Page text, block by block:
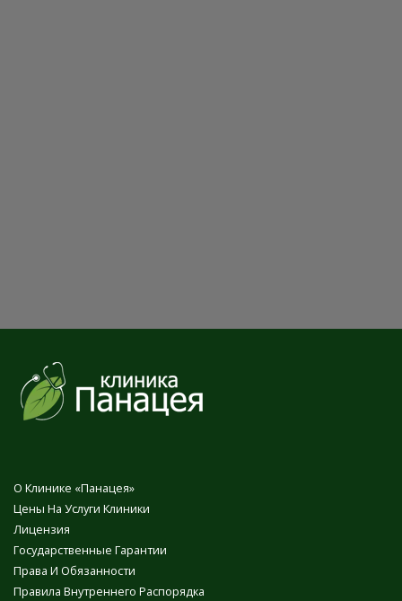
О Клинике «Панацея»
Цены На Услуги Клиники
Лицензия
Государственные Гарантии
Права И Обязанности
Правила Внутреннего Распорядка